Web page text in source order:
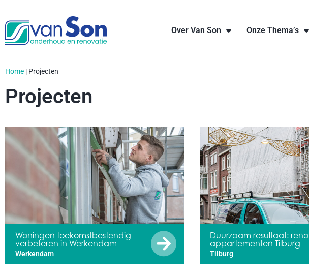
Over Van Son Onze Thema’s
Home | Projecten
Projecten
Woningen toekomstbestendig
verbeteren in Werkendam
Werkendam
Duurzaam resultaat:
appartementen Tilburg
Tilburg